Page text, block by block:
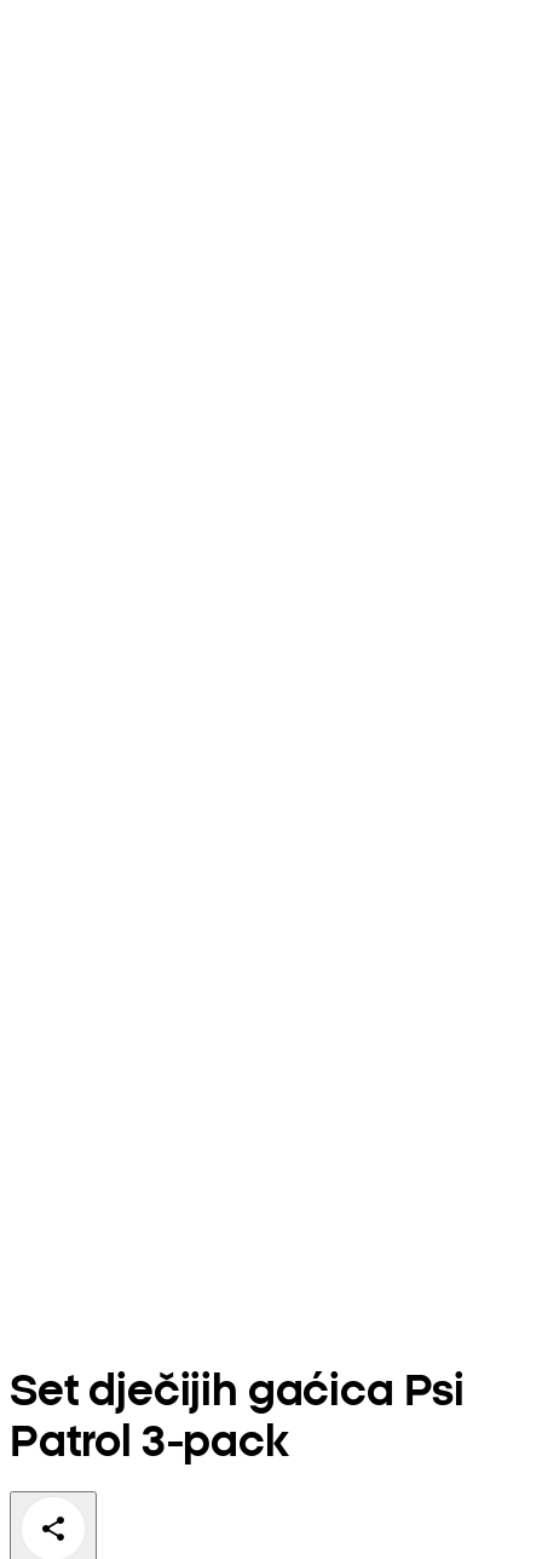
Set dječijih gaćica Psi
Patrol 3-pack